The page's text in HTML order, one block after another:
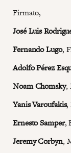
Firmato,
José Luis
Fernando Lugo,
Adolfo Pérez
Noam Chomsky,
Yanis Varoufakis,
Ernesto Samper,
Jeremy Corbyn,